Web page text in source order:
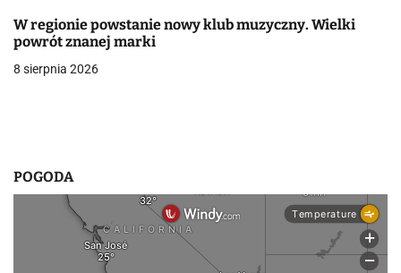
s
u
W regionie powstanie nowy klub muzyczny. Wielki
powrót znanej marki
8 sierpnia 2026
POGODA